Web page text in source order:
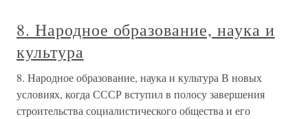
8. Народное образование, наука и
культура
8. Народное образование, наука и культура В новых
условиях, когда СССР вступил в полосу завершения
строительства социалистического общества и его